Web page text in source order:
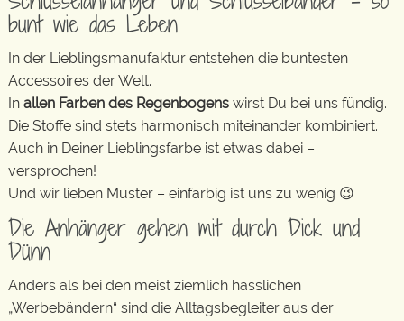
bunt wie das Leben
In der Lieblingsmanufaktur entstehen die buntesten
Accessoires der Welt.
In allen Farben des Regenbogens wirst Du bei uns fündig.
Die Stoffe sind stets harmonisch miteinander kombiniert.
Auch in Deiner Lieblingsfarbe ist etwas dabei –
versprochen!
Und wir lieben Muster – einfarbig ist uns zu wenig 😉
Die Anhänger gehen mit durch Dick und
Dünn
Anders als bei den meist ziemlich hässlichen
„Werbebändern“ sind die Alltagsbegleiter aus der